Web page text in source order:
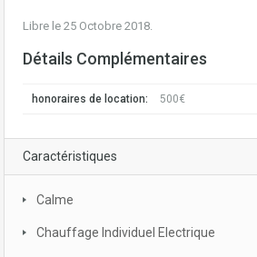
Libre le 25 Octobre 2018.
Détails Complémentaires
honoraires de location: 500€
Caractéristiques
Calme
Chauffage Individuel Electrique